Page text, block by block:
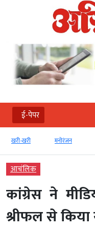
ई-पेपर
खरी-खरी मनोरंजन
आचंलिक
कांग्रेस ने
श्रीफल से किया